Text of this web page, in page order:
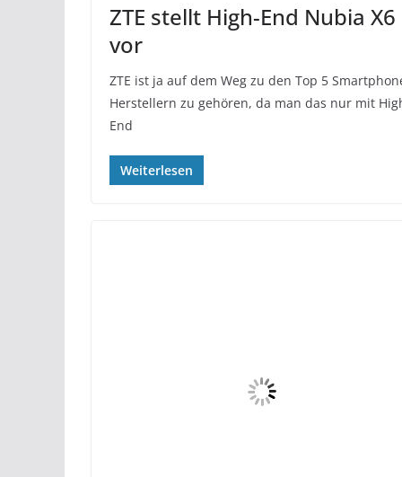
ZTE stellt High-End Nubia X6
vor
ZTE ist ja auf dem Weg zu den Top 5
Herstellern zu gehören, da man das nur mit
End
Weiterlesen